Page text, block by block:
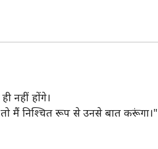
नहीं होंगे।
मैं निश्चित रूप से उनसे बात करूंगा।"